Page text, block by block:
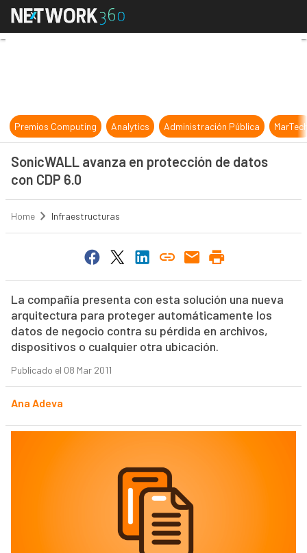
SonicWALL avanza en protección
Premios Computing Analytics Administración Pública
SonicWALL avanza en protección de datos
con CDP 6.0
Home Infraestructuras
La compañía presenta con esta solución una nueva
arquitectura para proteger automáticamente los
datos de negocio contra su pérdida en archivos,
dispositivos o cualquier otra ubicación.
Publicado el 08 Mar 2011
Ana Adeva